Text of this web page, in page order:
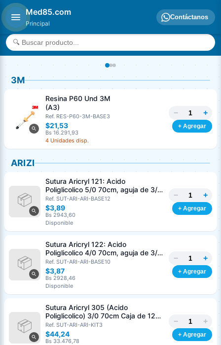
Med85.com
Principal
Contáctanos
3M
Resina P60 Und 3M
(A3)
Ref. RES-P60-3M-BASE3
$21,53
Bs 16.291,93
4 Unidades disp.
− +
+ Agregar
ARIZI
Sutura Aricryl 121: Acido
Poliglicolico 5/0 70cm, aguja de 3/8
Corte Inverso 19mm Und ARIZI
Absorbible
Ref. SUT-ARI-ARI-BASE12
$3,89
Bs 2943,60
Disponible
− +
+ Agregar
Sutura Aricryl 122: Acido
Poliglicolico 4/0 70cm, aguja de 3/8
Corte Inverso 19mm Und ARIZI
Absorbible
Ref. SUT-ARI-ARI-BASE10
$3,87
Bs 2928,46
Disponible
− +
+ Agregar
Sutura Aricryl 305 (Acido
Poliglicolico) 3/0 70cm Caja de 12
Unds ARIZI Aguja de 1/2 Circulo
Punta Conica 17mm
Ref. SUT-ARI-ARI-KIT3
$44,24
Bs 33.476,78
− +
+ Agregar